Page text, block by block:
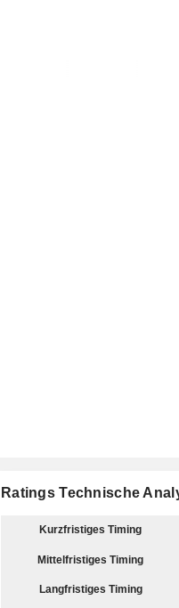
Ratings Technische
Kurzfristiges Timing
Mittelfristiges Timing
Langfristiges Timing